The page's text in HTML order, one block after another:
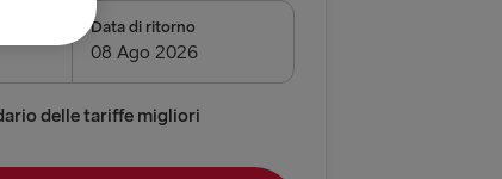
Data di ritorno
delle tariffe migliori